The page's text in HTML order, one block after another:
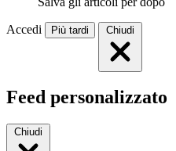
Accedi Più tardi Chiudi
Feed personalizzato
Chiudi